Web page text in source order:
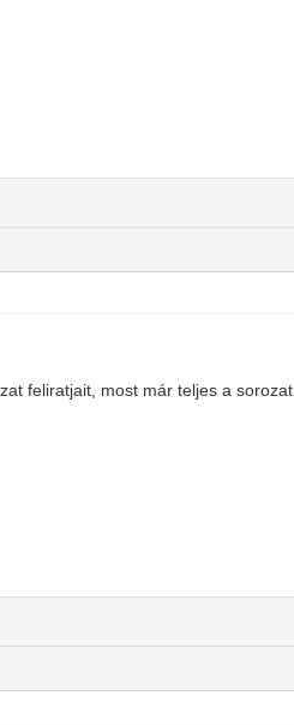
feliratjait, most már teljes a sorozat.